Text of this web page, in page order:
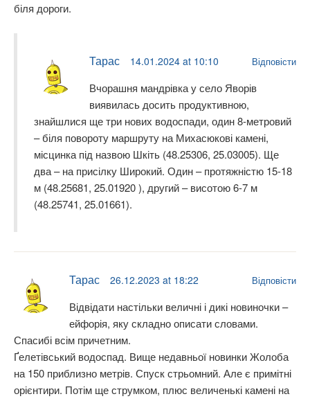
біля дороги.
Тарас 14.01.2024 at 10:10 Відповісти
Вчорашня мандрівка у село Яворів
виявилась досить продуктивною,
знайшлися ще три нових водоспади, один 8-метровий
– біля повороту маршруту на Михасюкові камені,
місцинка під назвою Шкіть (48.25306, 25.03005). Ще
два – на присілку Широкий. Один – протяжністю 15-18
м (48.25681, 25.01920 ), другий – висотою 6-7 м
(48.25741, 25.01661).
Тарас 26.12.2023 at 18:22 Відповісти
Відвідати настільки величні і дикі новиночки –
ейфорія, яку складно описати словами.
Спасибі всім причетним.
Ґелетівський водоспад. Вище недавньої новинки Жолоба
на 150 приблизно метрів. Спуск стрьомний. Але є примітні
орієнтири. Потім ще струмком, плюс величенькі камені на